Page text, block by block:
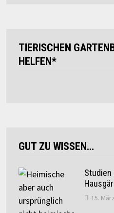
TIERISCHEN
HELFEN*
GUT ZU WISSEN…
Studien
15.